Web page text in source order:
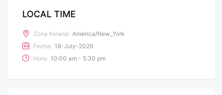
LOCAL TIME
Zona horaria: America/New_York
Fecha: 18-July-2026
Hora: 10:00 am - 5:30 pm